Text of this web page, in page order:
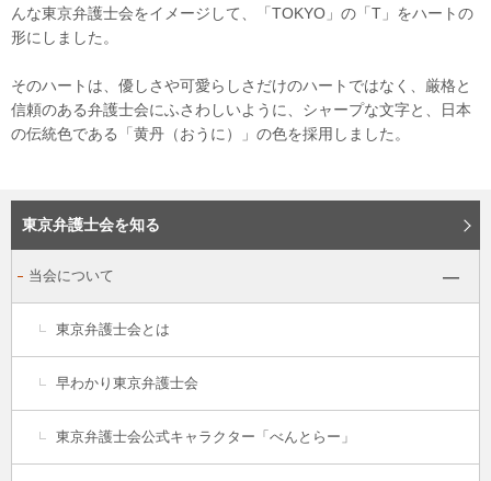
んな東京弁護士会をイメージして、「TOKYO」の「T」をハートの
形にしました。
そのハートは、優しさや可愛らしさだけのハートではなく、厳格と
信頼のある弁護士会にふさわしいように、シャープな文字と、日本
の伝統色である「黄丹（おうに）」の色を採用しました。
東京弁護士会を知る
当会について
東京弁護士会とは
早わかり東京弁護士会
東京弁護士会公式キャラクター「べんとらー」